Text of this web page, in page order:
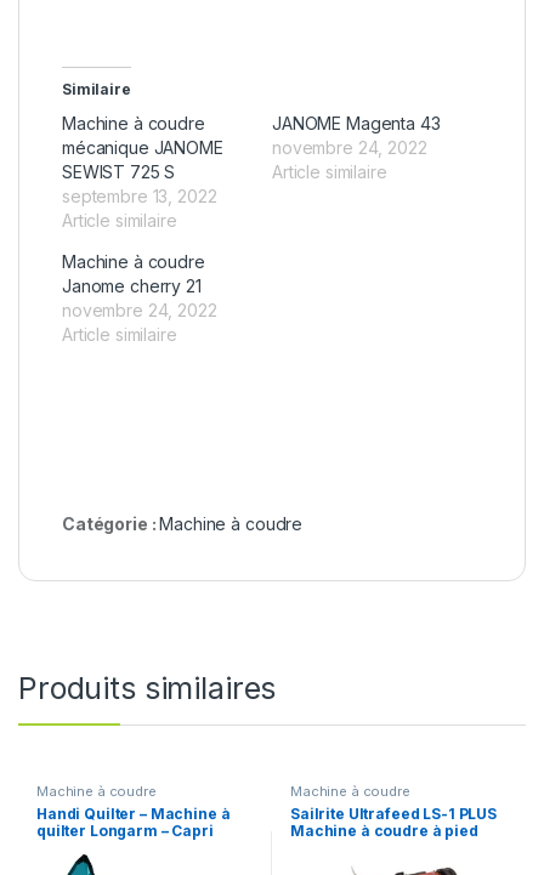
Similaire
Machine à coudre
mécanique JANOME
SEWIST 725 S
septembre 13, 2022
Article similaire
JANOME Magenta 43
novembre 24, 2022
Article similaire
Machine à coudre
Janome cherry 21
novembre 24, 2022
Article similaire
Catégorie :Machine à coudre
Produits similaires
Machine à coudre
Handi Quilter – Machine à
quilter Longarm – Capri
Machine à coudre
Sailrite Ultrafeed LS-1 PLUS
Machine à coudre à pied